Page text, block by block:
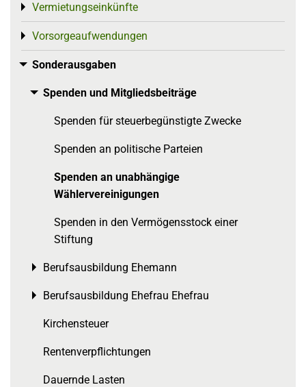
Vermietungseinkünfte
Toggle menu
Vorsorgeaufwendungen
Toggle menu
Sonderausgaben
Toggle menu
Spenden und Mitgliedsbeiträge
Toggle menu
Spenden für steuerbegünstigte Zwecke
Spenden an politische Parteien
Spenden an unabhängige
Wählervereinigungen
Spenden in den Vermögensstock einer
Stiftung
Berufsausbildung Ehemann
Toggle menu
Berufsausbildung Ehefrau Ehefrau
Toggle menu
Kirchensteuer
Rentenverpflichtungen
Dauernde Lasten